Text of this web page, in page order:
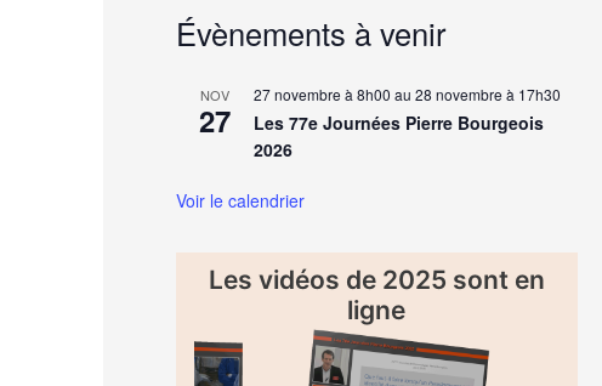
Évènements à venir
NOV
27
27 novembre à 8h00 au 28 novembre à 17h30
Les 77e Journées Pierre Bourgeois
2026
Voir le calendrier
Les vidéos de 2025 sont en
ligne